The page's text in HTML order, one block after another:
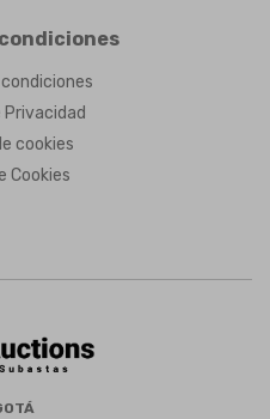
Privacidad
cookies
Cookies